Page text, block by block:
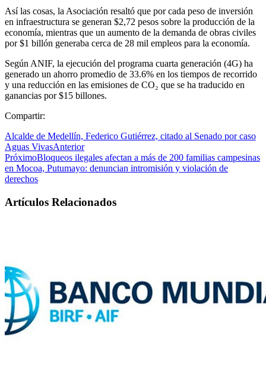
Así las cosas, la Asociación resaltó que por cada peso de inversión
en infraestructura se generan $2,72 pesos sobre la producción de la
economía, mientras que un aumento de la demanda de obras civiles
por $1 billón generaba cerca de 28 mil empleos para la economía.
Según ANIF, la ejecución del programa cuarta generación (4G) ha
generado un ahorro promedio de 33.6% en los tiempos de recorrido
y una reducción en las emisiones de CO₂ que se ha traducido en
ganancias por $15 billones.
Compartir:
Alcalde de Medellín, Federico Gutiérrez, citado al Senado por caso
Aguas VivasAnterior
PróximoBloqueos ilegales afectan a más de 200 familias campesinas
en Mocoa, Putumayo: denuncian intromisión y violación de
derechos
Artículos Relacionados